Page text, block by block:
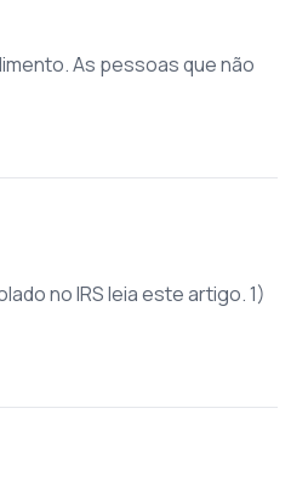
As pessoas que não
no IRS leia este artigo. 1)